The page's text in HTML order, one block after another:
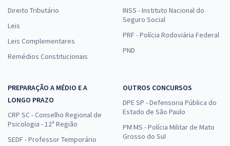
Direito Tributário
Leis
Leis Complementares
Remédios Constitucionais
INSS - Instituto Nacional do
Seguro Social
PRF - Polícia Rodoviária Federal
PND
PREPARAÇÃO A MÉDIO E A
LONGO PRAZO
CRP SC - Conselho Regional de
Psicologia - 12ª Região
SEDF - Professor Temporário
OUTROS CONCURSOS
DPE SP - Defensoria Pública do
Estado de São Paulo
PM MS - Polícia Militar de Mato
Grosso do Sul